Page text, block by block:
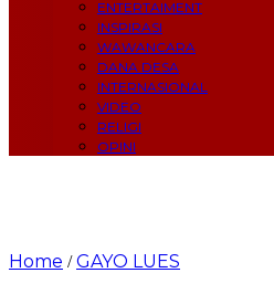
ENTERTAIMENT
INSPIRASI
WAWANCARA
DANA DESA
INTERNASIONAL
VIDEO
RELIGI
OPINI
Home /GAYO LUES